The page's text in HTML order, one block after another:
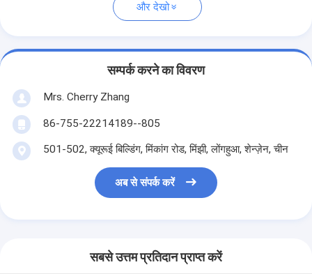
और देखो
सम्पर्क करने का विवरण
Mrs. Cherry Zhang
86-755-22214189--805
501-502, क्यूरूई बिल्डिंग, मिंकांग रोड, मिंझी, लोंगहुआ, शेन्ज़ेन, चीन
अब से संपर्क करें
सबसे उत्तम प्रतिदान प्राप्त करें